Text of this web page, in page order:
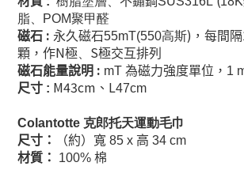
脂、
POM聚甲醛
磁石 : 永久磁石55mT(550高斯) ， 每間
顆，作N極 S極交互排列
磁石能量說明 : mT 為磁力強度單位， 1
尺寸 : M43cm、L47cm
Colantotte 克郎托天運動毛巾
尺寸：
（約）寬 85 x 高 34 cm
材質：
100% 棉